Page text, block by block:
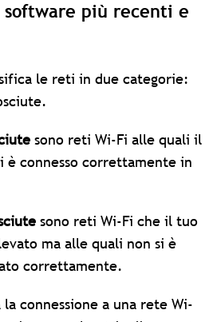
software più recenti e
le reti in due categorie:
sono reti Wi-Fi alle quali il
è connesso correttamente in
sono reti Wi-Fi che il tuo
ma alle quali non si è
correttamente.
connessione a una rete Wi-